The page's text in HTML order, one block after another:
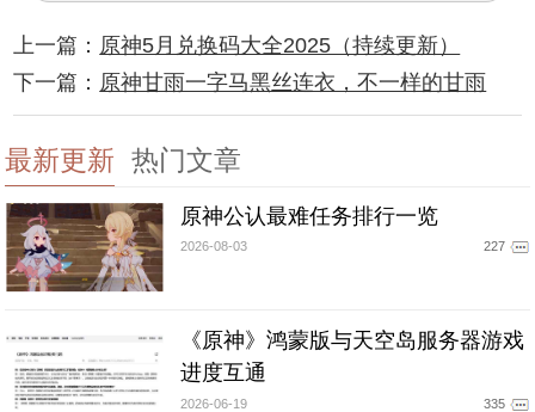
上一篇： 原神5月兑换码大全2025（持续更新）
下一篇： 原神甘雨一字马黑丝连衣，不一样的甘雨
最新更新 热门文章
原神公认最难任务排行一览
2026-08-03 227
《原神》鸿蒙版与天空岛服务器游戏
进度互通
2026-06-19 335